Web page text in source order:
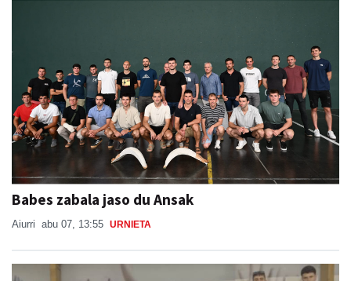
Babes zabala jaso du Ansak
Aiurri abu 07, 13:55 URNIETA